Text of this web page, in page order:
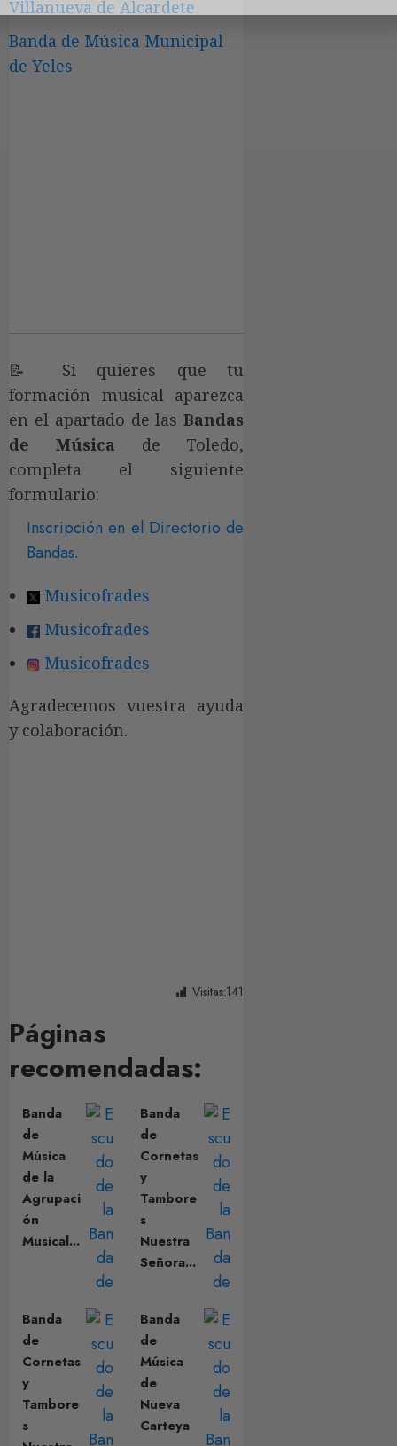
Villanueva de Alcardete
Banda de Música Municipal
de Yeles
📝 Si quieres que tu
formación musical aparezca
en el apartado de lasBandas
de Música de Toledo,
completa el siguiente
formulario:
Inscripción en el Directorio de
Bandas.
Musicofrades
Musicofrades
Musicofrades
Agradecemos vuestra ayuda
y colaboración.
Visitas:141
Páginas
recomendadas:
Banda
de
Música
de la
Agrupaci
ón
Musical...
Banda
de
Cornetas
y
Tambore
s
Nuestra
Señora...
Banda
de
Cornetas
y
Tambore
s
Banda
de
Música
de
Nueva
Carteya